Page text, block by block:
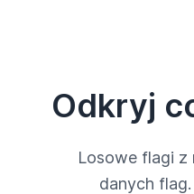
Odkryj
Losowe flagi z
danych